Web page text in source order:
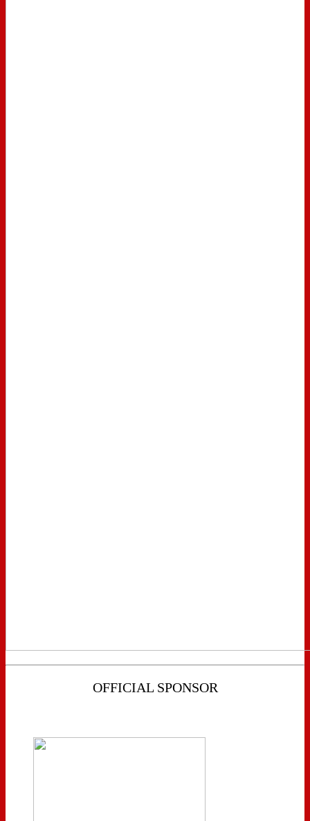
OFFICIAL SPONSOR